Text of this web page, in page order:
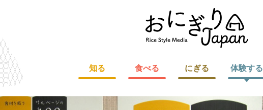
知る 食べる にぎる 体験する